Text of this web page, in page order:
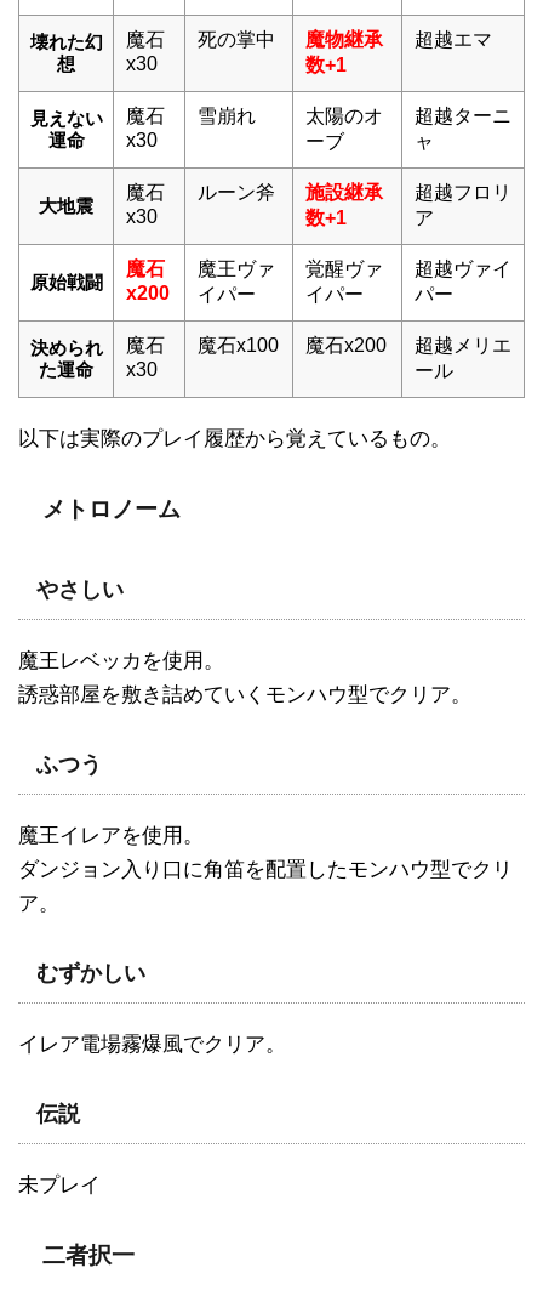
壊れた幻
想
魔石
x30
死の掌中
魔物継承
数+1
超越エマ
見えない
運命
魔石
x30
雪崩れ
太陽のオ
ーブ
超越ターニ
ャ
大地震
魔石
x30
ルーン斧
施設継承
数+1
超越フロリ
ア
原始戦闘
魔石
x200
魔王ヴァ
イパー
覚醒ヴァ
イパー
超越ヴァイ
パー
決められ
た運命
魔石
x30
魔石x100 魔石x200
超越メリエ
ール
以下は実際のプレイ履歴から覚えているもの。
メトロノーム
やさしい
魔王レベッカを使用。
誘惑部屋を敷き詰めていくモンハウ型でクリア。
ふつう
魔王イレアを使用。
ダンジョン入り口に角笛を配置したモンハウ型でクリ
ア。
むずかしい
イレア電場霧爆風でクリア。
伝説
未プレイ
二者択一